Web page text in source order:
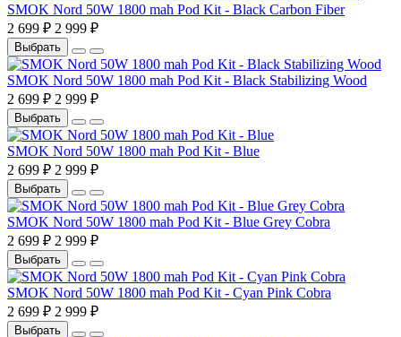
SMOK Nord 50W 1800 mah Pod Kit - Black Carbon Fiber
2 699 ₽ 2 999 ₽
Выбрать
SMOK Nord 50W 1800 mah Pod Kit - Black Stabilizing Wood
2 699 ₽ 2 999 ₽
Выбрать
SMOK Nord 50W 1800 mah Pod Kit - Blue
2 699 ₽ 2 999 ₽
Выбрать
SMOK Nord 50W 1800 mah Pod Kit - Blue Grey Cobra
2 699 ₽ 2 999 ₽
Выбрать
SMOK Nord 50W 1800 mah Pod Kit - Cyan Pink Cobra
2 699 ₽ 2 999 ₽
Выбрать